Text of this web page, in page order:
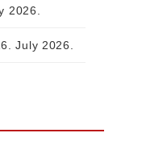
2026.
July 2026.